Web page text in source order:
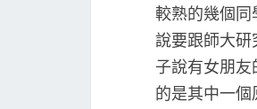
較熟的幾個
說要跟師大
子說有女朋
的是其中一